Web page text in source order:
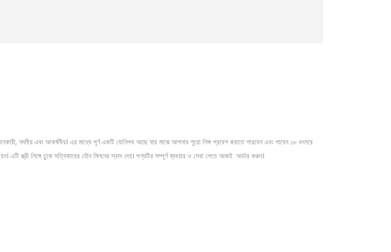
নমনীয় এবং আকর্ষনীয়। এর মাধ্যে পূর্ণ একটি যোনিপথ আছে যার মাঝে আপনার পুরো লিঙ্গ প্রবেশ করাতে পারবেন এবং পাবেন ১৮ বৎসরে
এটি স্ত্রী লিঙ্গে ঢুকে সত্যিকারের যৌন মিলনের স্বাদ দেয়। পণ্যটির সম্পূর্ণ ব্যবহার ও সেবা পেতে আজই অর্ডার করুন।